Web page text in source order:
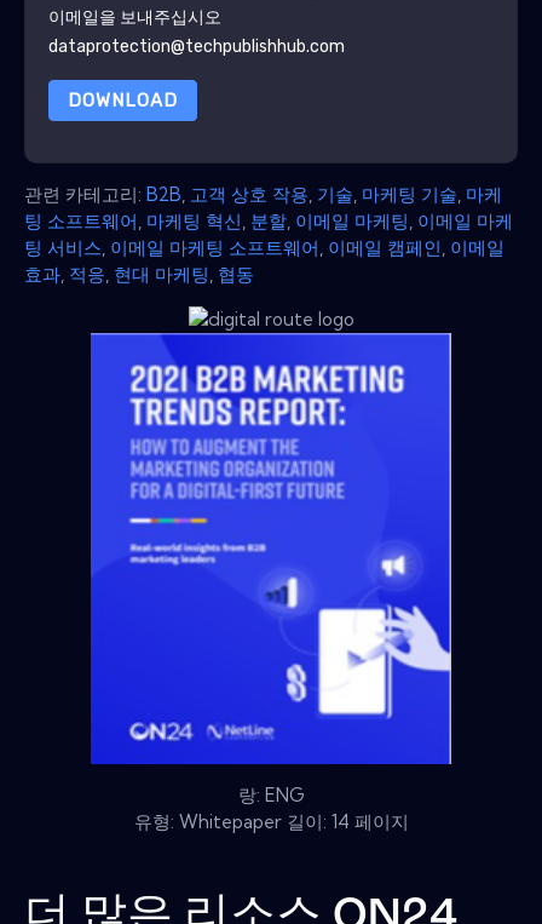
이메일을 보내주십시오
dataprotection@techpublishhub.com
DOWNLOAD
관련 카테고리: B2B 고객 상호 작용 기술 마케팅 기술 마케
팅 소프트웨어 마케팅 혁신 분할 이메일 마케팅 이메일 마케
팅 서비스 이메일 마케팅 소프트웨어 이메일 캠페인 이메일
효과 적응 현대 마케팅 협동
랑: ENG
유형: Whitepaper 길이: 14 페이지